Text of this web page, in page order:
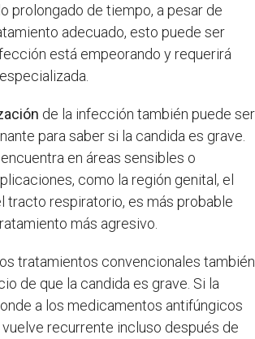
prolongado de tiempo, a pesar de
adecuado, esto puede ser
está empeorando y requerirá
de la infección también puede ser
para saber si la candida es grave.
en áreas sensibles o
como la región genital, el
tracto respiratorio, es más probable
más agresivo.
tratamientos convencionales también
de que la candida es grave. Si la
a los medicamentos antifúngicos
recurrente incluso después de